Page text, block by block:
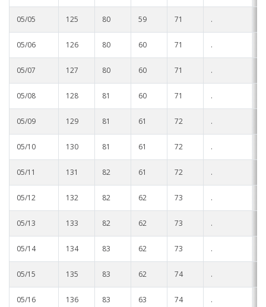
05/05 125 80 59 71 .
05/06 126 80 60 71 .
05/07 127 80 60 71 .
05/08 128 81 60 71 .
05/09 129 81 61 72 .
05/10 130 81 61 72 .
05/11 131 82 61 72 .
05/12 132 82 62 73 .
05/13 133 82 62 73 .
05/14 134 83 62 73 .
05/15 135 83 62 74 .
05/16 136 83 63 74 .